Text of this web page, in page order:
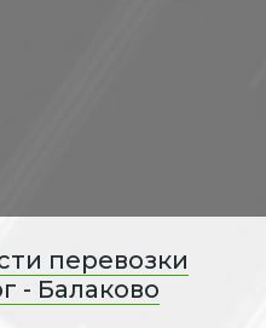
перевозки
- Балаково